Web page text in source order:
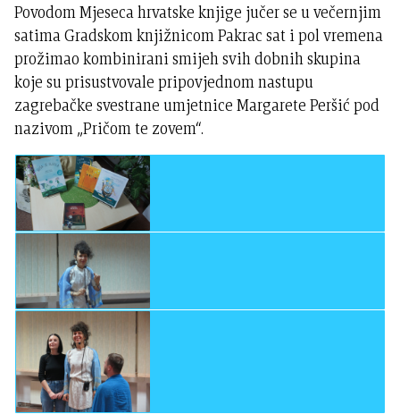
Povodom Mjeseca hrvatske knjige jučer se u večernjim
satima Gradskom knjižnicom Pakrac sat i pol vremena
prožimao kombinirani smijeh svih dobnih skupina
koje su prisustvovale pripovjednom nastupu
zagrebačke svestrane umjetnice Margarete Peršić pod
nazivom „Pričom te zovem“.